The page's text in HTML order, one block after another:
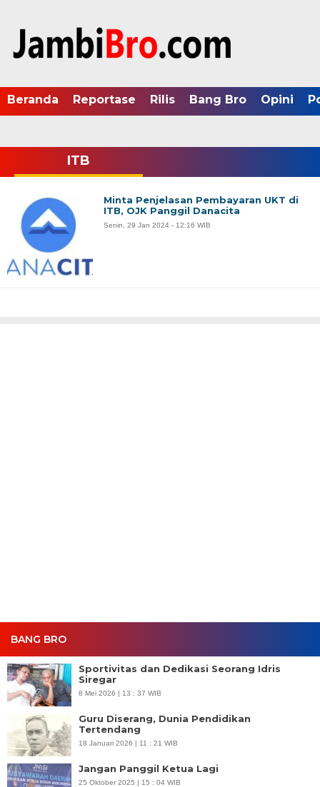
Beranda Reportase Rilis Bang Bro Opini
BANG BRO
Sportivitas dan Dedikasi Seorang Idris
Siregar
8 Mei 2026 | 13 : 37 WIB
Guru Diserang, Dunia Pendidikan
Tertendang
18 Januari 2026 | 11 : 21 WIB
Jangan Panggil Ketua Lagi
25 Oktober 2025 | 15 : 04 WIB
ITB
Minta Penjelasan Pembayaran UKT di
ITB, OJK Panggil Danacita
Senin, 29 Jan 2024 - 12:16 WIB